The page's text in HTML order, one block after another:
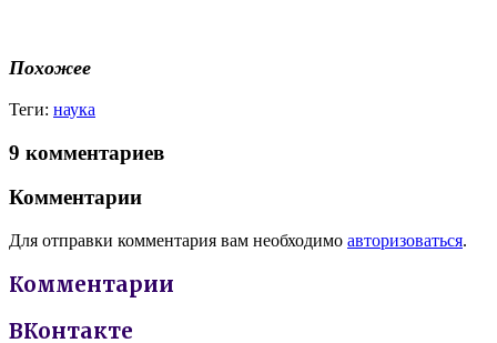
Похожее
Теги: наука
9 комментариев
Комментарии
Для отправки комментария вам необходимо авторизоваться.
Комментарии
ВКонтакте